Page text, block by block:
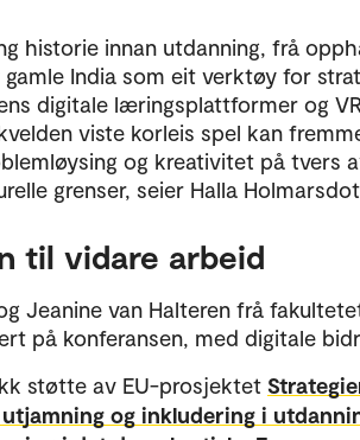
historie innan utdanning, frå
India som eit verktøy for
digitale læringsplattformer og
viste korleis spel kan
og kreativitet på tvers
grenser, seier Halla
til vidare arbeid
Jeanine van Halteren frå
på konferansen, med digitale
støtte av EU-prosjektet
og inkludering i